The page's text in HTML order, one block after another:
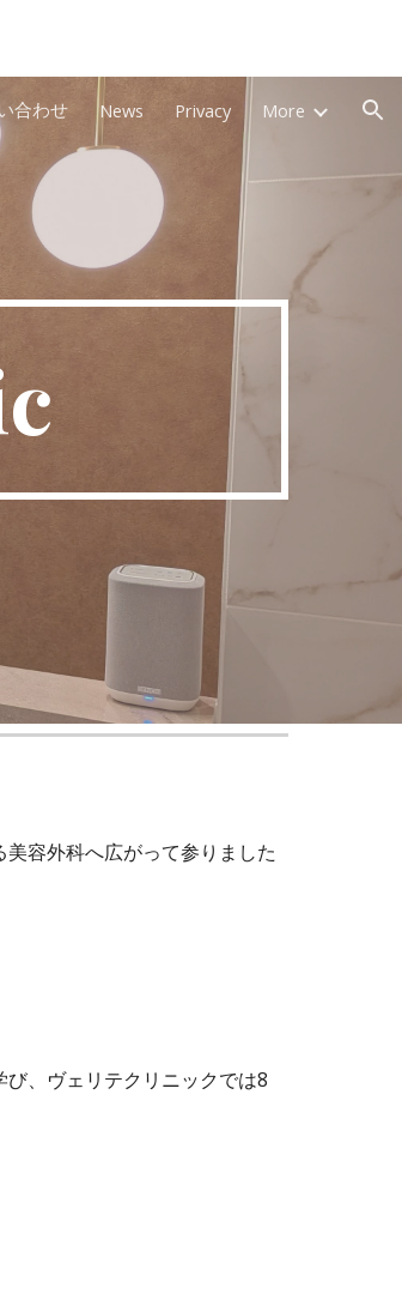
合わせ News Privacy More
容外科へ広がって参りました
、ヴェリテクリニックでは8